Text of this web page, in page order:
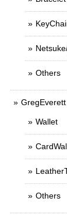
Others
GregEverett
Wallet
Others